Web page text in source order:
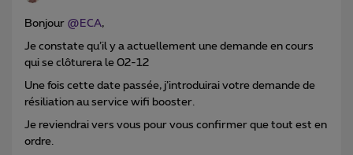
Bonjour @ECA,
Je constate qu’il y a actuellement une demande en cours
qui se clôturera le 02-12
Une fois cette date passée, j’introduirai votre demande de
résiliation au service wifi booster.
Je reviendrai vers vous pour vous confirmer que tout est en
ordre.